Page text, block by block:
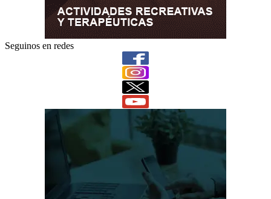
Seguinos en redes